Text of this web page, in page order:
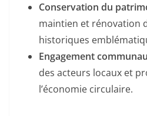
Conservation du
maintien et rénovation
historiques
Engagement
des acteurs locaux et
l’économie circulaire.